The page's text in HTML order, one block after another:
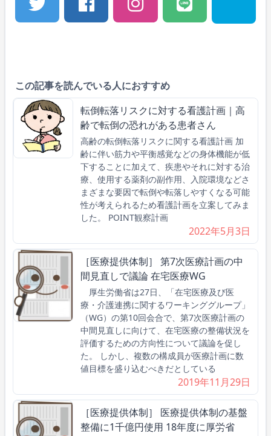
この記事を読んでいる人におすすめ
転倒転落リスクに対する看護計画｜高
齢で転倒の恐れがある患者さん
高齢の転倒転落リスクに関する看護計画 加
齢に伴い筋力や平衡感覚などの身体機能が低
下することに加えて、疾患やそれに対する治
療、使用する薬剤の副作用、入院環境などさ
まざまな要因で転倒や転落しやすくなる可能
性が考えられるため看護計画を立案してみま
した。 POINT観察計画
2022年5月3日
［医療提供体制］ 第7次医療計画の中
間見直しで議論 在宅医療WG
厚生労働省は27日、「在宅医療及び医
療・介護連携に関するワーキンググループ」
（WG）の第10回会合で、第7次医療計画の
中間見直しに向けて、在宅医療の整備状況を
評価するための方向性について議論を促し
た。 しかし、複数の構成員が医療計画に数
値目標を盛り込むべきだとしている
2019年11月29日
［医療提供体制］ 医療提供体制の基盤
整備に1千億円使用 18年度に厚労省